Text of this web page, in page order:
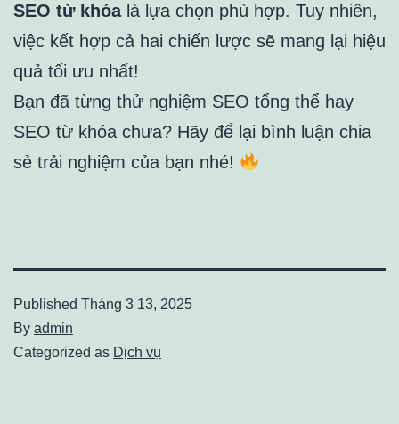
SEO từ khóalà lựa chọn phù hợp. Tuy nhiên,
việc kết hợp cả hai chiến lược sẽ mang lại hiệu
quả tối ưu nhất!
Bạn đã từng thử nghiệm SEO tổng thể hay
SEO từ khóa chưa? Hãy để lại bình luận chia
sẻ trải nghiệm của bạn nhé!
Published Tháng 3 13, 2025
By admin
Categorized as Dịch vụ